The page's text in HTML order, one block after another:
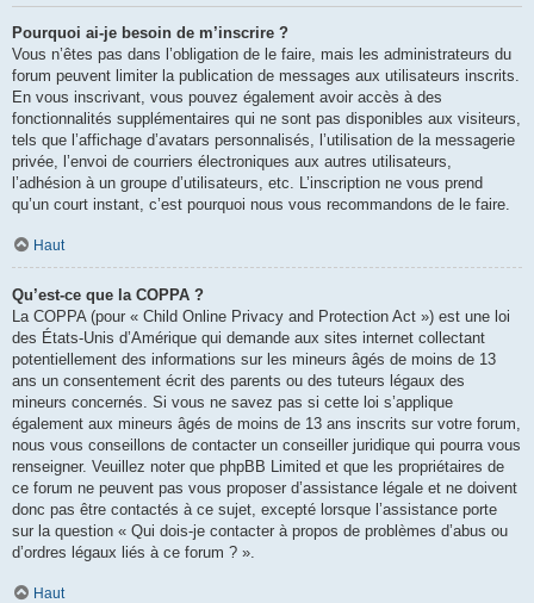
Pourquoi ai-je besoin de m’inscrire ?
Vous n’êtes pas dans l’obligation de le faire, mais les administrateurs du
forum peuvent limiter la publication de messages aux utilisateurs inscrits.
En vous inscrivant, vous pouvez également avoir accès à des
fonctionnalités supplémentaires qui ne sont pas disponibles aux visiteurs,
tels que l’affichage d’avatars personnalisés, l’utilisation de la messagerie
privée, l’envoi de courriers électroniques aux autres utilisateurs,
l’adhésion à un groupe d’utilisateurs, etc. L’inscription ne vous prend
qu’un court instant, c’est pourquoi nous vous recommandons de le faire.
Haut
Qu’est-ce que la COPPA ?
La COPPA (pour « Child Online Privacy and Protection Act ») est une loi
des États-Unis d’Amérique qui demande aux sites internet collectant
potentiellement des informations sur les mineurs âgés de moins de 13
ans un consentement écrit des parents ou des tuteurs légaux des
mineurs concernés. Si vous ne savez pas si cette loi s’applique
également aux mineurs âgés de moins de 13 ans inscrits sur votre forum,
nous vous conseillons de contacter un conseiller juridique qui pourra vous
renseigner. Veuillez noter que phpBB Limited et que les propriétaires de
ce forum ne peuvent pas vous proposer d’assistance légale et ne doivent
donc pas être contactés à ce sujet, excepté lorsque l’assistance porte
sur la question « Qui dois-je contacter à propos de problèmes d’abus ou
d’ordres légaux liés à ce forum ? ».
Haut